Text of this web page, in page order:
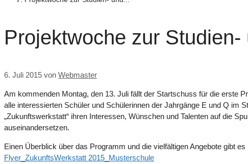
Projektwoche zur
6. Juli 2015 von Webmaster
Am kommenden Montag, den 13. Juli fällt der Startschuss für die erste
alle interessierten Schüler und Schülerinnen der Jahrgänge E und Q im
„Zukunftswerkstatt“ ihren Interessen, Wünschen und Talenten auf die
auseinandersetzen.
Einen Überblick über das Programm und die vielfältigen Angebote gibt es
Flyer_ZukunftsWerkstatt 2015_Musterschule